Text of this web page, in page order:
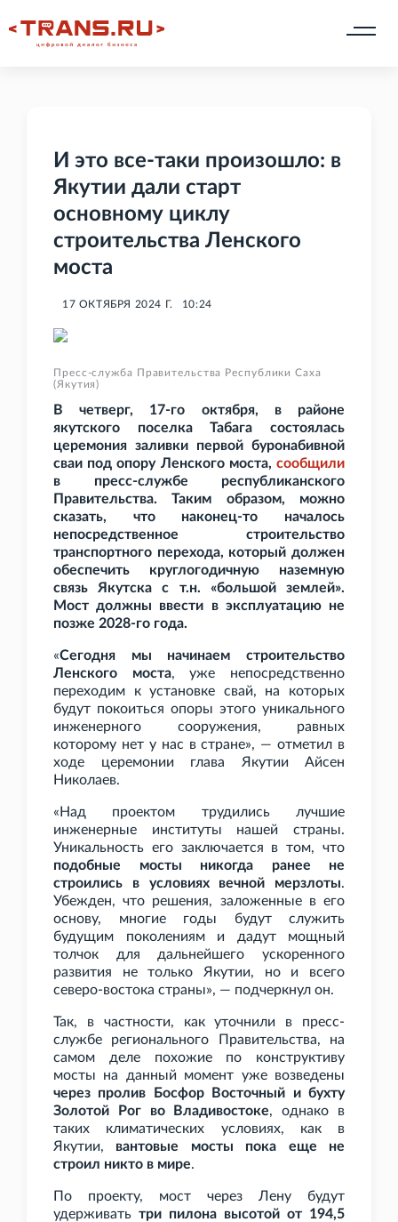
И это все-таки произошло: в
Якутии дали старт
основному циклу
строительства Ленского
моста
17 ОКТЯБРЯ 2024 Г. 10:24
Пресс-служба Правительства Республики Саха
(Якутия)
В четверг, 17-го октября, в районе
якутского поселка Табага состоялась
церемония заливки первой буронабивной
сваи под опору Ленского моста, сообщили
в пресс-службе республиканского
Правительства. Таким образом, можно
сказать, что наконец-то началось
непосредственное строительство
транспортного перехода, который должен
обеспечить круглогодичную наземную
связь Якутска с т.н. «большой землей».
Мост должны ввести в эксплуатацию не
позже 2028-го года.
«Сегодня мы начинаем строительство
Ленского моста, уже непосредственно
переходим к установке свай, на которых
будут покоиться опоры этого уникального
инженерного сооружения, равных
которому нет у нас в стране», — отметил в
ходе церемонии глава Якутии Айсен
Николаев.
«Над проектом трудились лучшие
инженерные институты нашей страны.
Уникальность его заключается в том, что
подобные мосты никогда ранее не
строились в условиях вечной мерзлоты.
Убежден, что решения, заложенные в его
основу, многие годы будут служить
будущим поколениям и дадут мощный
толчок для дальнейшего ускоренного
развития не только Якутии, но и всего
северо-востока страны», — подчеркнул он.
Так, в частности, как уточнили в пресс-
службе регионального Правительства, на
самом деле похожие по конструктиву
мосты на данный момент уже возведены
через пролив Босфор Восточный и бухту
Золотой Рог во Владивостоке, однако в
таких климатических условиях, как в
Якутии, вантовые мосты пока еще не
строил никто в мире.
По проекту, мост через Лену будут
удерживать три пилона высотой от 194,5